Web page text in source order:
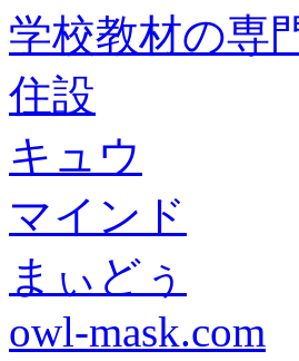
学校教材の専
住設
キュウ
マインド
まぃどぅ
owl-mask.com